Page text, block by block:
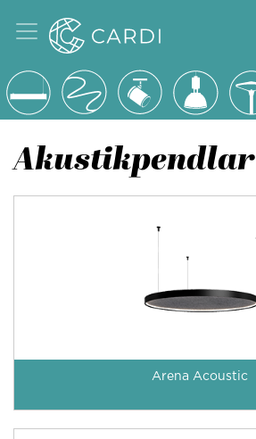
Akustikpendlar
Arena Acoustic